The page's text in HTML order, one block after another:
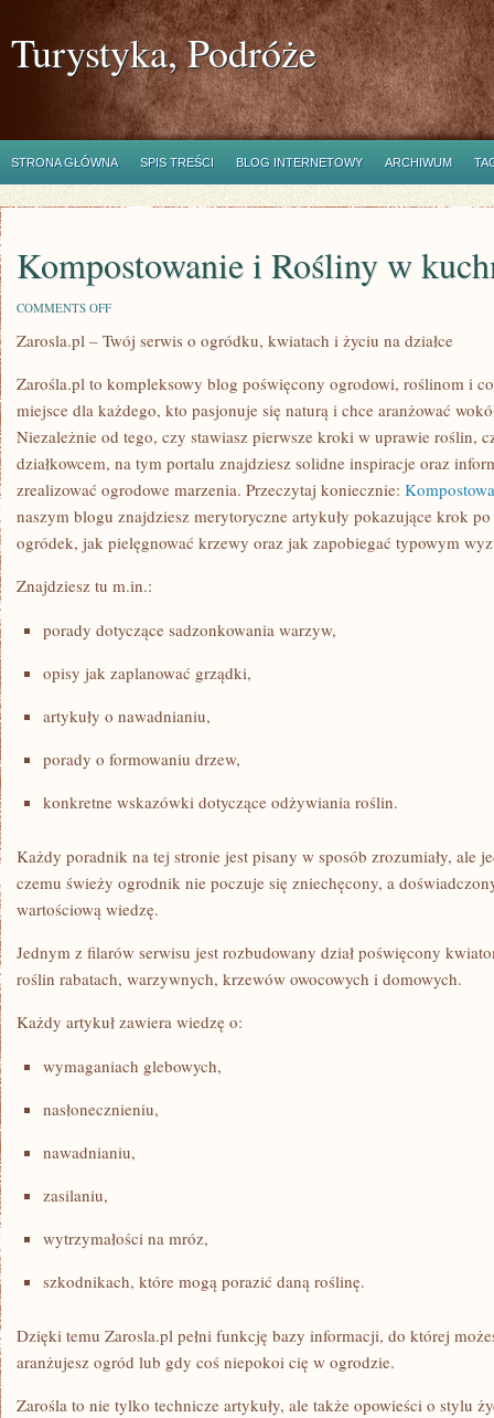
Turystyka, Podróże
STRONA GŁÓWNA SPIS TREŚCI BLOG INTERNETOWY ARCHIWUM
Kompostowanie i Rośliny w
COMMENTS OFFON
I
ROŚLINY
KUCHNI
Zarosla.pl – Twój serwis o ogródku, kwiatach i życiu na działce
Zarośla.pl to kompleksowy blog poświęcony ogrodowi, roślinom i
miejsce dla każdego, kto pasjonuje się naturą i chce aranżować
Niezależnie od tego, czy stawiasz pierwsze kroki w uprawie roślin,
działkowcem, na tym portalu znajdziesz solidne inspiracje oraz
zrealizować ogrodowe marzenia. Przeczytaj koniecznie:
naszym blogu znajdziesz merytoryczne artykuły pokazujące krok
ogródek, jak pielęgnować krzewy oraz jak zapobiegać typowym
Znajdziesz tu m.in.:
porady dotyczące sadzonkowania warzyw,
opisy jak zaplanować grządki,
artykuły o nawadnianiu,
porady o formowaniu drzew,
konkretne wskazówki dotyczące odżywiania roślin.
Każdy poradnik na tej stronie jest pisany w sposób zrozumiały, ale
czemu świeży ogrodnik nie poczuje się zniechęcony, a
wartościową wiedzę.
Jednym z filarów serwisu jest rozbudowany dział poświęcony
roślin rabatach, warzywnych, krzewów owocowych i domowych.
Każdy artykuł zawiera wiedzę o:
wymaganiach glebowych,
nasłonecznieniu,
nawadnianiu,
zasilaniu,
wytrzymałości na mróz,
szkodnikach, które mogą porazić daną roślinę.
Dzięki temu Zarosla.pl pełni funkcję bazy informacji, do której
aranżujesz ogród lub gdy coś niepokoi cię w ogrodzie.
Zarośla to nie tylko technicze artykuły, ale także opowieści o stylu